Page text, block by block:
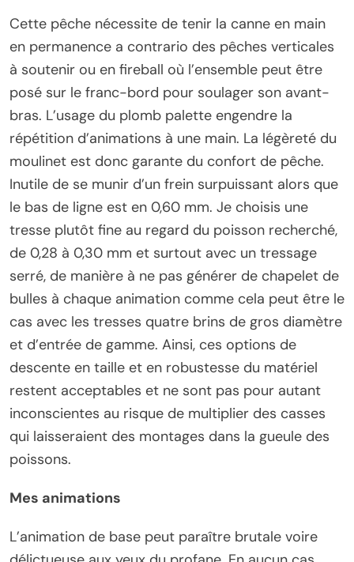
Cette pêche nécessite de tenir la canne en main
en permanence a contrario des pêches verticales
à soutenir ou en fireball où l’ensemble peut être
posé sur le franc-bord pour soulager son avant-
bras. L’usage du plomb palette engendre la
répétition d’animations à une main. La légèreté du
moulinet est donc garante du confort de pêche.
Inutile de se munir d’un frein surpuissant alors que
le bas de ligne est en 0,60 mm. Je choisis une
tresse plutôt fine au regard du poisson recherché,
de 0,28 à 0,30 mm et surtout avec un tressage
serré, de manière à ne pas générer de chapelet de
bulles à chaque animation comme cela peut être le
cas avec les tresses quatre brins de gros diamètre
et d’entrée de gamme. Ainsi, ces options de
descente en taille et en robustesse du matériel
restent acceptables et ne sont pas pour autant
inconscientes au risque de multiplier des casses
qui laisseraient des montages dans la gueule des
poissons.
Mes animations
L’animation de base peut paraître brutale voire